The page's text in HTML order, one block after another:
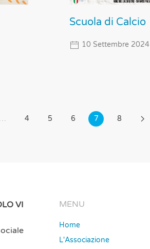
Scuola di Calcio
10 Settembre 2024
… 4 5 6 7 8
VI
MENU
Home
L'Associazione